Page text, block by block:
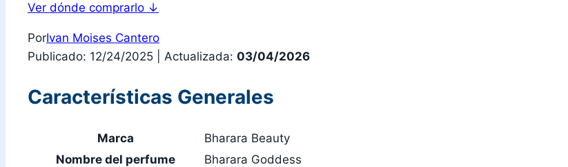
Ver dónde comprarlo ↓
PorIvan Moises Cantero
Publicado: 12/24/2025
Actualizada: 03/04/2026
Características Generales
Marca
Bharara Beauty
Nombre del perfume
Bharara Goddess